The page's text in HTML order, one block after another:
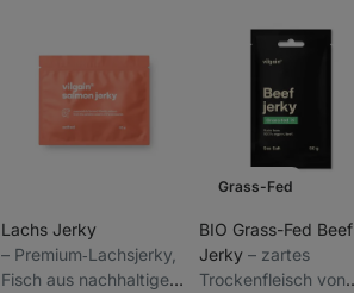
Lachs Jerky
⁠–⁠ Premium‑Lachsjerky,
Fisch aus nachhaltigen
Grass-Fed
BIO Grass-Fed Beef
Jerky ⁠–⁠ zartes
Trockenfleisch von